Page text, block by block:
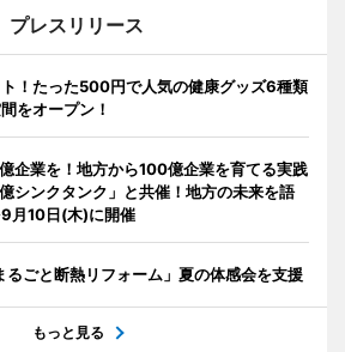
プレスリリース
！たった500円で人気の健康グッズ6種類
をオープン！
企業を！地方から100億企業を育てる実践
シンクタンク」と共催！地方の未来を語
月10日(木)に開催
るごと断熱リフォーム」夏の体感会を支援
もっと見る